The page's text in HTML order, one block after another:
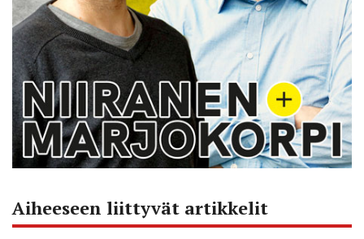
Aiheeseen liittyvät artikkelit